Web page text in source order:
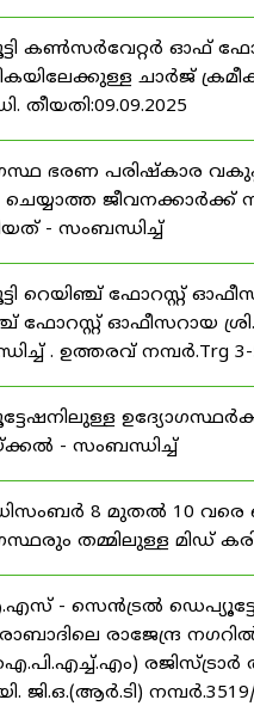
കൺസർവേറ്റർ ഓഫ്
ചാർജ്
തീയതി:09.09.2025
ഭരണ പരിഷ്കാര
ജീവനക്കാർക്ക്
- സംബന്ധിച്ച്
റെയിഞ്ച് ഫോറസ്റ്റ്
ഫോറസ്റ്റ് ഓഫീസറായ
. ഉത്തരവ് നമ്പർ.Trg 3-
- സംബന്ധിച്ച്
ഡിസംബർ 8 മുതൽ 10
തമ്മിലുള്ള മിഡ്
- സെൻട്രൽ
രാജേന്ദ്ര
ജി.ഒ.(ആർ.ടി)